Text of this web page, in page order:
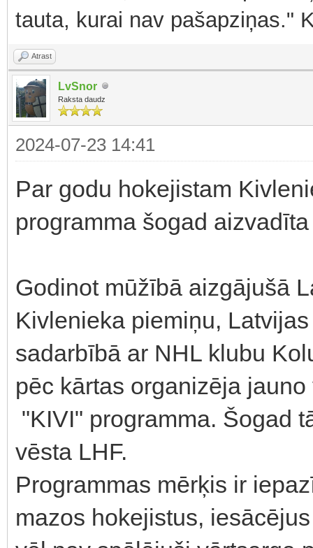
tauta, kurai nav pašapziņas."
Atrast
LvSnor
Raksta daudz
2024-07-23 14:41
Par godu hokejistam
programma šogad
Godinot mūžībā aizgājušā
Kivlenieka piemiņu,
sadarbībā ar NHL klubu
pēc kārtas organizēja
"KIVI" programma. Šogad
vēsta LHF.
Programmas mērķis ir
mazos hokejistus,